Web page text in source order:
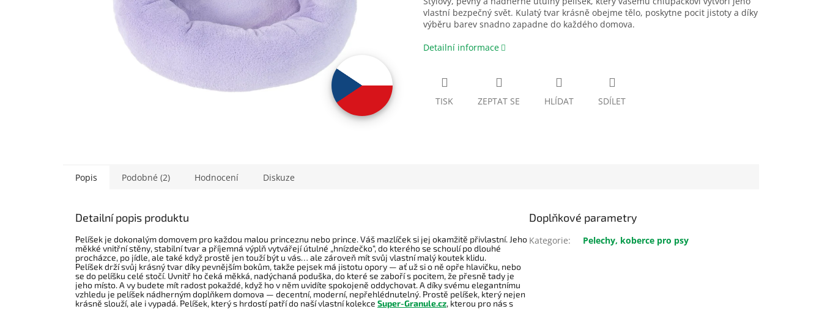
vlastní bezpečný svět. Kulatý tvar krásně obejme tělo, poskytne pocit jistoty a díky
výběru barev snadno zapadne do každého domova.
Detailní informace
TISK ZEPTAT SE HLÍDAT SDÍLET
Popis Podobné (2) Hodnocení Diskuze
Detailní popis produktu
Pelíšek je dokonalým domovem pro každou malou princeznu nebo prince. Váš mazlíček si jej okamžitě přivlastní. Jeho
měkké vnitřní stěny, stabilní tvar a příjemná výplň vytvářejí útulné „hnízdečko“, do kterého se schoulí po dlouhé
procházce, po jídle, ale také když prostě jen touží být u vás… ale zároveň mít svůj vlastní malý koutek klidu.
Pelíšek drží svůj krásný tvar díky pevnějším bokům, takže pejsek má jistotu opory — ať už si o ně opře hlavičku, nebo
se do pelíšku celé stočí. Uvnitř ho čeká měkká, nadýchaná poduška, do které se zaboří s pocitem, že přesně tady je
jeho místo. A vy budete mít radost pokaždé, když ho v něm uvidíte spokojeně oddychovat. A díky svému elegantnímu
vzhledu je pelíšek nádherným doplňkem domova — decentní, moderní, nepřehlédnutelný. Prostě pelíšek, který nejen
krásně slouží, ale i vypadá. Pelíšek, který s hrdostí patří do naší vlastní kolekce Super-Granule.cz, kterou pro nás s
Doplňkové parametry
Kategorie: Pelechy, koberce pro psy